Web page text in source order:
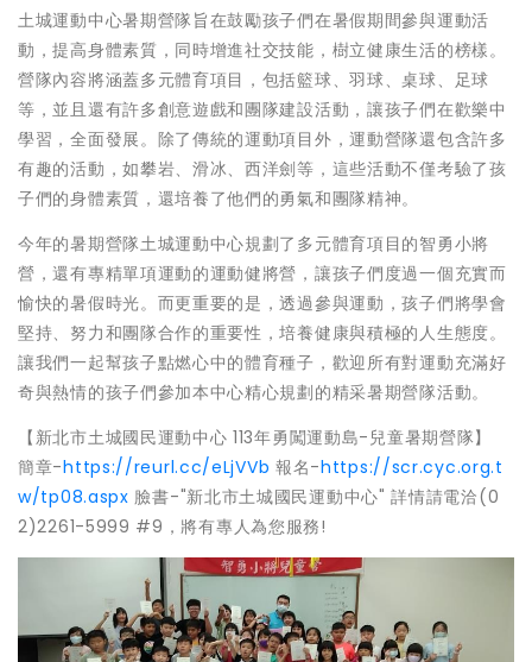
土城運動中心暑期營隊旨在鼓勵孩子們在暑假期間參與運動活
動，提高身體素質，同時增進社交技能，樹立健康生活的榜樣。
營隊內容將涵蓋多元體育項目，包括籃球、羽球、桌球、足球
等，並且還有許多創意遊戲和團隊建設活動，讓孩子們在歡樂中
學習，全面發展。除了傳統的運動項目外，運動營隊還包含許多
有趣的活動，如攀岩、滑冰、西洋劍等，這些活動不僅考驗了孩
子們的身體素質，還培養了他們的勇氣和團隊精神。
今年的暑期營隊土城運動中心規劃了多元體育項目的智勇小將
營，還有專精單項運動的運動健將營，讓孩子們度過一個充實而
愉快的暑假時光。而更重要的是，透過參與運動，孩子們將學會
堅持、努力和團隊合作的重要性，培養健康與積極的人生態度。
讓我們一起幫孩子點燃心中的體育種子，歡迎所有對運動充滿好
奇與熱情的孩子們參加本中心精心規劃的精采暑期營隊活動。
【新北市土城國民運動中心 113年勇闖運動島-兒童暑期營隊】
簡章-https://reurl.cc/eLjVVb 報名-https://scr.cyc.org.t
w/tp08.aspx 臉書-"新北市土城國民運動中心" 詳情請電洽(0
2)2261-5999 #9，將有專人為您服務!